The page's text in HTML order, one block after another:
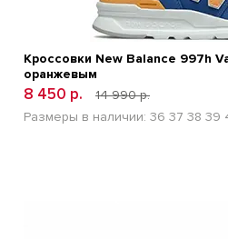
Кроссовки New Balance 997h
оранжевым
8 450 р.
14 990 р.
Размеры в наличии: 36 37 38 39